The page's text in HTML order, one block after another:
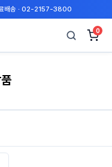
료배송 · 02-2157-3800
0